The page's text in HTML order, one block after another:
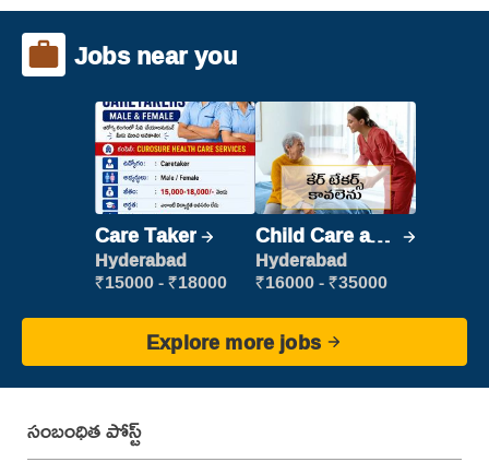
Jobs near you
Care Taker
Hyderabad
₹15000 - ₹18000
Child Care and
Patient care
Hyderabad
₹16000 - ₹35000
Explore more jobs
సంబంధిత పోస్ట్